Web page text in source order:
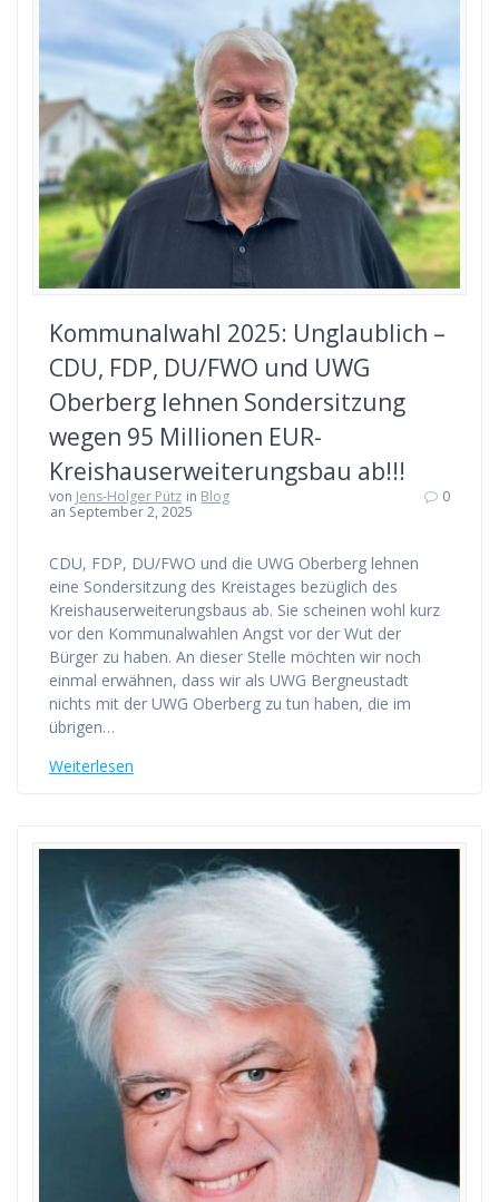
Kommunalwahl 2025: Unglaublich –
CDU, FDP, DU/FWO und UWG
Oberberg lehnen Sondersitzung
wegen 95 Millionen EUR-
Kreishauserweiterungsbau ab!!!
von Jens-Holger Pütz in Blog
an September 2, 2025
0
CDU, FDP, DU/FWO und die UWG Oberberg lehnen
eine Sondersitzung des Kreistages bezüglich des
Kreishauserweiterungsbaus ab. Sie scheinen wohl kurz
vor den Kommunalwahlen Angst vor der Wut der
Bürger zu haben. An dieser Stelle möchten wir noch
einmal erwähnen, dass wir als UWG Bergneustadt
nichts mit der UWG Oberberg zu tun haben, die im
übrigen…
Weiterlesen